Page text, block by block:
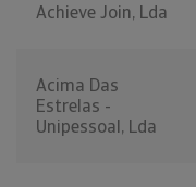
Achieve Join, Lda
Acima Das
Estrelas -
Unipessoal, Lda